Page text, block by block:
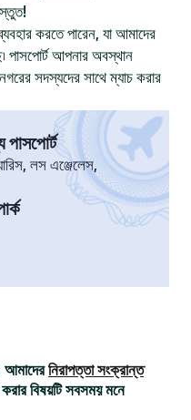
করতে পারেন, যা আমাদের
পাসপোর্ট আপনার অবস্থান
সদস্যদের সাথে ম্যাচ করার
লস এঞ্জেলেস,
আমাদেরনিরাপত্তা সংক্রান্ত
বিষয়টি সবসময় মনে